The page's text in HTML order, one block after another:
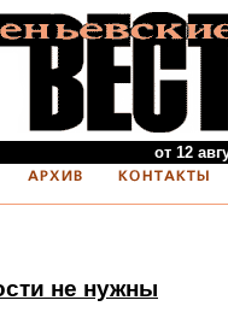
от 12
не нужны